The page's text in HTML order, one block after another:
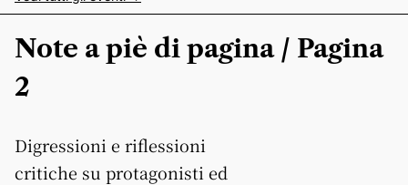
Note a piè di pagina / Pagina
2
Digressioni e riflessioni
critiche su protagonisti ed